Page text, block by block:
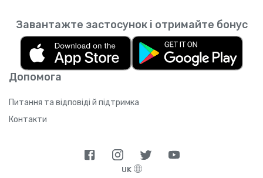
Допомога
Питання та відповіді й підтримка
Контакти
Завантажте застосунок і отримайте бонус
UK